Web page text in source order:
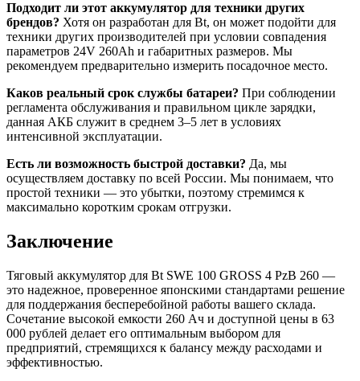
Подходит ли этот аккумулятор для техники других
брендов? Хотя он разработан для Bt, он может подойти для
техники других производителей при условии совпадения
параметров 24V 260Ah и габаритных размеров. Мы
рекомендуем предварительно измерить посадочное место.
Каков реальный срок службы батареи? При соблюдении
регламента обслуживания и правильном цикле зарядки,
данная АКБ служит в среднем 3–5 лет в условиях
интенсивной эксплуатации.
Есть ли возможность быстрой доставки? Да, мы
осуществляем доставку по всей России. Мы понимаем, что
простой техники — это убытки, поэтому стремимся к
максимально коротким срокам отгрузки.
Заключение
Тяговый аккумулятор для Bt SWE 100 GROSS 4 PzB 260 —
это надежное, проверенное японскими стандартами решение
для поддержания бесперебойной работы вашего склада.
Сочетание высокой емкости 260 Ач и доступной цены в 63
000 рублей делает его оптимальным выбором для
предприятий, стремящихся к балансу между расходами и
эффективностью.